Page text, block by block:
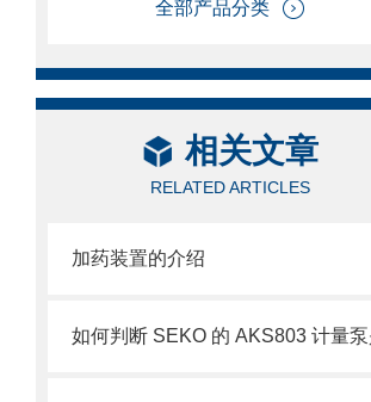
全部产品分类
相关文章
RELATED ARTICLES
加药装置的介绍